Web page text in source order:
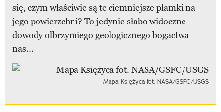
się, czym właściwie są te ciemniejsze plamki na
jego powierzchni? To jedynie słabo widoczne
dowody olbrzymiego geologicznego bogactwa
nas...
Mapa Księżyca fot. NASA/GSFC/USGS